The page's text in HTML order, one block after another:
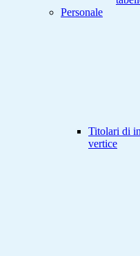
Personale
Titolari di
vertice